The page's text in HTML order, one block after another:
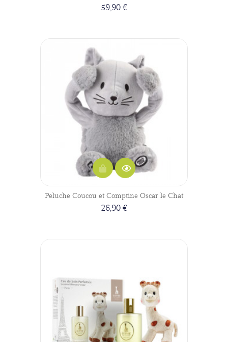
59,90 €
Peluche Coucou et Comptine Oscar le Chat
26,90 €